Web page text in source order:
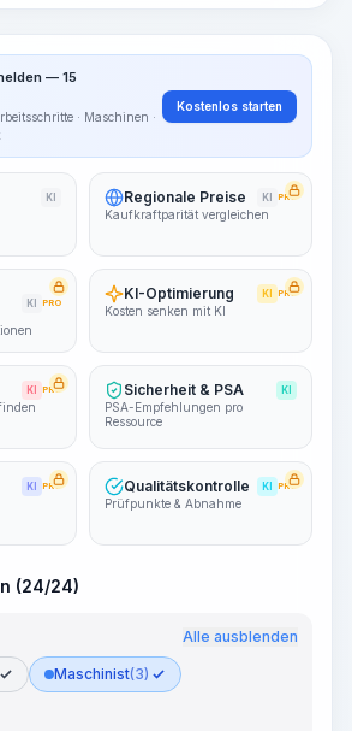
— 15
· Maschinen ·
Kostenlos starten
KI Regionale Preise KI PRO
Kaufkraftparität vergleichen
KI PRO
KI-Optimierung KI PRO
Kosten senken mit KI
KI PRO Sicherheit & PSA KI
PSA-Empfehlungen pro
Ressource
KI PRO Qualitätskontrolle KI PRO
Prüfpunkte & Abnahme
(24/24)
Alle ausblenden
Maschinist(3)